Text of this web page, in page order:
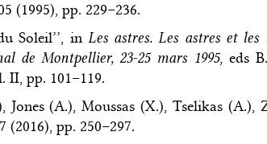
(1995), pp. 229–236.
Soleil’’, in Les astres. Les astres et
de Montpellier, 23-25 mars 1995, eds
II, pp. 101–119.
Jones (A.), Moussas (X.), Tselikas (A.),
(2016), pp. 250–297.